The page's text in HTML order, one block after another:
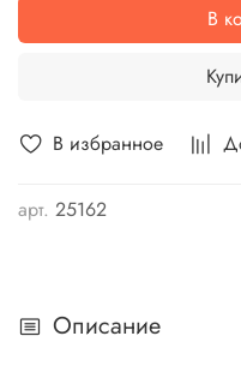
В избранное
арт. 25162
В
Описание